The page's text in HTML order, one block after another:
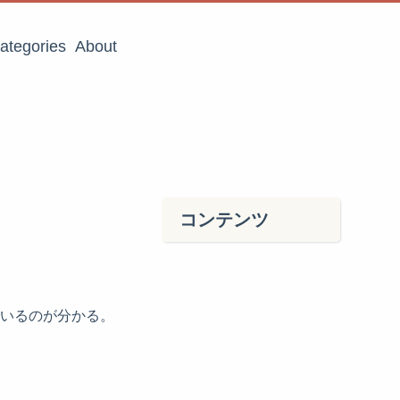
About
コンテンツ
るのが分かる。